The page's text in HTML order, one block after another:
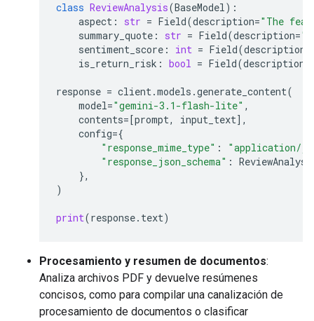
class ReviewAnalysis(BaseModel):
aspect : str = Field(description="The
summary_quote : str = Field(description=
sentiment_score : int = Field(description
is_return_risk : bool = Field(description
response = client.models .generate_content(
model="gemini-3.1-flash-lite" ,
contents=[prompt, input_text],
config={
"response_mime_type" :
"application/
"response_json_schema" :
},
)
print(response. text)
Procesamiento y resumen de documentos:
Analiza archivos PDF y devuelve resúmenes
concisos, como para compilar una canalización de
procesamiento de documentos o clasificar